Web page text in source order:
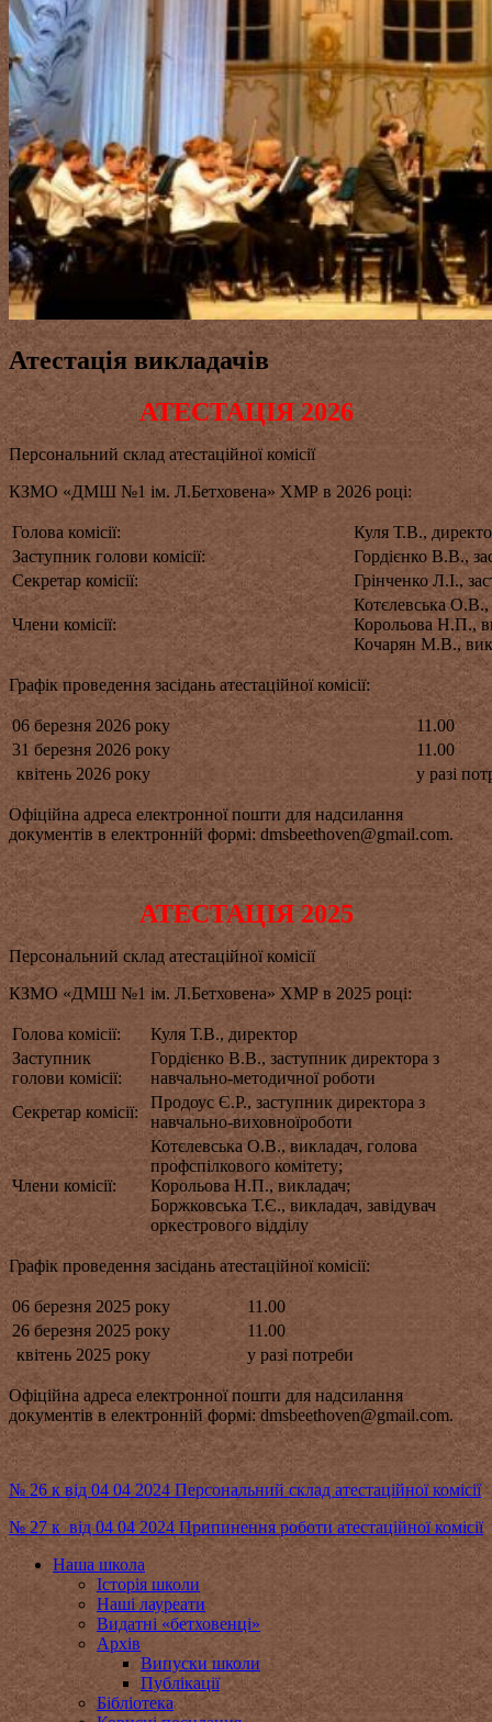
Атестація викладачів
АТЕСТАЦІЯ 2026
Персональний склад атестаційної комісії
КЗМО «ДМШ №1 ім. Л.Бетховена» ХМР в 2026 році:
Голова комісії:
Куля Т.В.,
Заступник голови комісії:
Гордієнко В.В.,
Секретар комісії:
Грінченко Л.І.,
Члени комісії:
Котєлевська О.В.,
Корольова Н.П.,
Кочарян М.В.,
Графік проведення засідань атестаційної комісії:
06 березня 2026 року
11.00
31 березня 2026 року
11.00
квітень 2026 року
у разі
Офіційна адреса електронної пошти для надсилання
документів в електронній формі: dmsbeethoven@gmаil.com.
АТЕСТАЦІЯ 2025
Персональний склад атестаційної комісії
КЗМО «ДМШ №1 ім. Л.Бетховена» ХМР в 2025 році:
Голова комісії:
Куля Т.В., директор
Заступник
голови комісії:
Гордієнко В.В., заступник директора з
навчально-методичної роботи
Секретар комісії:
Продоус Є.Р., заступник директора з
навчально-виховноїроботи
Члени комісії:
Котєлевська О.В., викладач, голова
профспілкового комітету;
Корольова Н.П., викладач;
Боржковська Т.Є., викладач, завідувач
оркестрового відділу
Графік проведення засідань атестаційної комісії:
06 березня 2025 року
11.00
26 березня 2025 року
11.00
квітень 2025 року
у разі потреби
Офіційна адреса електронної пошти для надсилання
документів в електронній формі: dmsbeethoven@gmаil.com.
№ 26 к від 04 04 2024 Персональний склад атестаційної комісії
№ 27 к від 04 04 2024 Припинення роботи атестаційної комісії
Наша школа
Історія школи
Наші лауреати
Видатні «бетховенці»
Архів
Випуски школи
Публікації
Бібліотека